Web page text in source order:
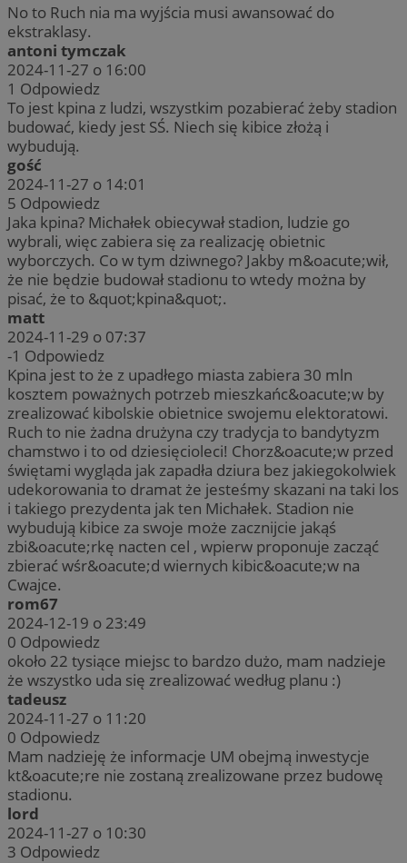
No to Ruch nia ma wyjścia musi awansować do
ekstraklasy.
antoni tymczak
2024-11-27 o 16:00
1 Odpowiedz
To jest kpina z ludzi, wszystkim pozabierać żeby stadion
budować, kiedy jest SŚ. Niech się kibice złożą i
wybudują.
gość
2024-11-27 o 14:01
5 Odpowiedz
Jaka kpina? Michałek obiecywał stadion, ludzie go
wybrali, więc zabiera się za realizację obietnic
wyborczych. Co w tym dziwnego? Jakby m&oacute;wił,
że nie będzie budował stadionu to wtedy można by
pisać, że to &quot;kpina&quot;.
matt
2024-11-29 o 07:37
-1 Odpowiedz
Kpina jest to że z upadłego miasta zabiera 30 mln
kosztem poważnych potrzeb mieszkańc&oacute;w by
zrealizować kibolskie obietnice swojemu elektoratowi.
Ruch to nie żadna drużyna czy tradycja to bandytyzm
chamstwo i to od dziesięcioleci! Chorz&oacute;w przed
świętami wygląda jak zapadła dziura bez jakiegokolwiek
udekorowania to dramat że jesteśmy skazani na taki los
i takiego prezydenta jak ten Michałek. Stadion nie
wybudują kibice za swoje może zacznijcie jakąś
zbi&oacute;rkę nacten cel , wpierw proponuje zacząć
zbierać wśr&oacute;d wiernych kibic&oacute;w na
Cwajce.
rom67
2024-12-19 o 23:49
0 Odpowiedz
około 22 tysiące miejsc to bardzo dużo, mam nadzieje
że wszystko uda się zrealizować według planu :)
tadeusz
2024-11-27 o 11:20
0 Odpowiedz
Mam nadzieję że informacje UM obejmą inwestycje
kt&oacute;re nie zostaną zrealizowane przez budowę
stadionu.
lord
2024-11-27 o 10:30
3 Odpowiedz